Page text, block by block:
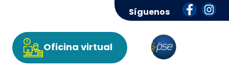
Síguenos
Oficina virtual